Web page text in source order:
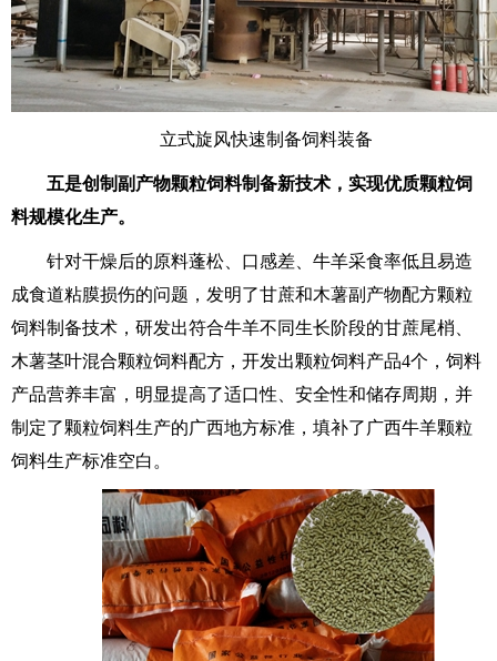
立式旋风快速制备饲料装备
五是创制副产物颗粒饲料制备新技术，实现优质颗粒饲
料规模化生产。
针对干燥后的原料蓬松、口感差、牛羊采食率低且易造
成食道粘膜损伤的问题，发明了甘蔗和木薯副产物配方颗粒
饲料制备技术，研发出符合牛羊不同生长阶段的甘蔗尾梢、
木薯茎叶混合颗粒饲料配方，开发出颗粒饲料产品4个，饲料
产品营养丰富，明显提高了适口性、安全性和储存周期，并
制定了颗粒饲料生产的广西地方标准，填补了广西牛羊颗粒
饲料生产标准空白。